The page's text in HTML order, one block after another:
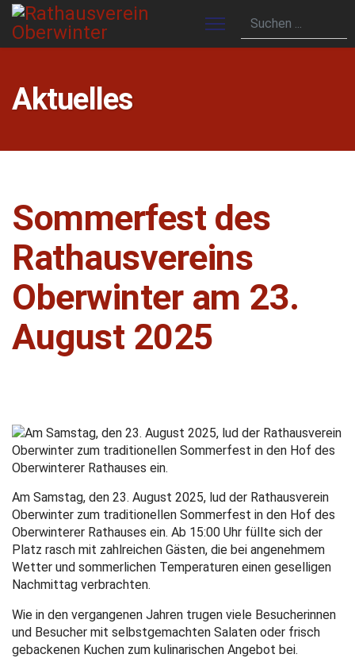
Aktuelles
Sommerfest des
Rathausvereins
Oberwinter am 23.
August 2025
Am Samstag, den 23. August 2025, lud der Rathausverein
Oberwinter zum traditionellen Sommerfest in den Hof des
Oberwinterer Rathauses ein. Ab 15:00 Uhr füllte sich der
Platz rasch mit zahlreichen Gästen, die bei angenehmem
Wetter und sommerlichen Temperaturen einen geselligen
Nachmittag verbrachten.
Wie in den vergangenen Jahren trugen viele Besucherinnen
und Besucher mit selbstgemachten Salaten oder frisch
gebackenen Kuchen zum kulinarischen Angebot bei.